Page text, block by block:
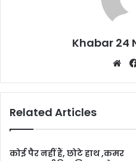
Khabar 24
Related Articles
कोई पैर नहीं हैं, छोटे हाथ ,कमर